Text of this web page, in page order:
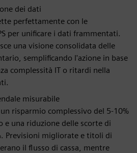
dei dati
perfettamente con le
per unificare i dati frammentati.
una visione consolidata delle
semplificando l'azione in base
complessità IT o ritardi nella
misurabile
risparmio complessivo del 5-10%
e una riduzione delle scorte di
Previsioni migliorate e titoli di
il flusso di cassa, mentre